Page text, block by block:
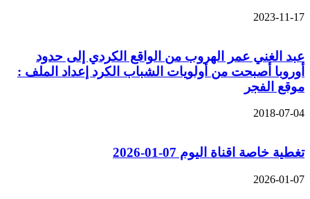
2023-11-17
عبد الغني عمر الهروب من الواقع الكردي إلى حدود
أوروبا أصبحت من أولويات الشباب الكرد إعداد الملف :
موقع الفجر
2018-07-04
تغطية خاصة اقناة اليوم 07-01-2026
2026-01-07